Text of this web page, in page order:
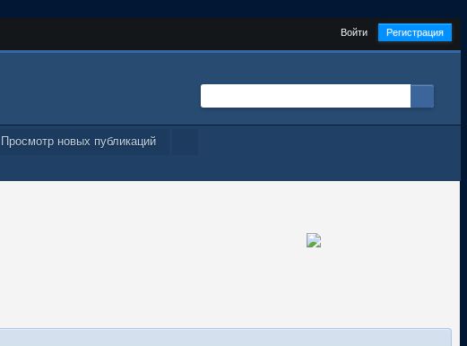
Войти Регистрация
Просмотр новых публикаций